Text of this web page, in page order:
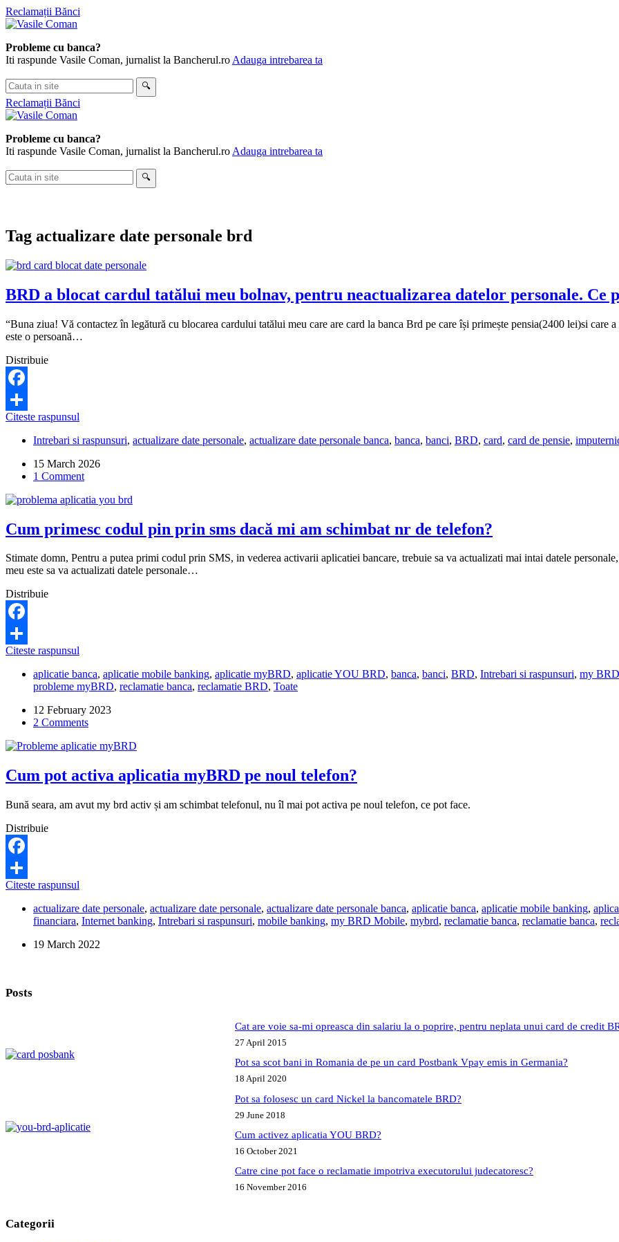
Skip
to
Reclamații Bănci
Probleme cu banca?
Iti raspunde Vasile Coman, jurnalist la Bancherul.ro Adauga intrebarea ta
Cauta
in
site
🔍
Reclamații Bănci
Probleme cu banca?
Iti raspunde Vasile Coman, jurnalist la Bancherul.ro Adauga intrebarea ta
Cauta
in
🔍
Tag actualizare date personale brd
BRD a blocat cardul tatălui meu bolnav, pentru neactualizarea datelor personale. Ce
“Buna ziua! Vă contactez în legătură cu blocarea cardului tatălui meu care are card la banca Brd pe care își primește pensia(2400 lei)si care
este o persoană…
Distribuie
Facebook
Share
Citeste raspunsul
blocat
tatălui
meu
pentru
datelor
personale.
Ce
pot
să
Intrebari si raspunsuri, actualizare date personale, actualizare date personale banca, banca, banci, BRD, card, card de pensie,
15 March 2026
1 Comment
Cum primesc codul pin prin sms dacă mi am schimbat nr de telefon?
Stimate domn, Pentru a putea primi codul prin SMS, in vederea activarii aplicatiei bancare, trebuie sa va actualizati mai intai datele
meu este sa va actualizati datele personale…
Distribuie
Facebook
Share
Citeste raspunsul
codul
pin
sms
dacă
am
nr
de
telefon?
aplicatie banca, aplicatie mobile banking, aplicatie myBRD, aplicatie YOU BRD, banca, banci, BRD, Intrebari si raspunsuri, my
probleme myBRD, reclamatie banca, reclamatie BRD, Toate
12 February 2023
2 Comments
Cum pot activa aplicatia myBRD pe noul telefon?
Bună seara, am avut my brd activ și am schimbat telefonul, nu îl mai pot activa pe noul telefon, ce pot face.
Distribuie
Facebook
Share
Citeste raspunsul
activa
aplicatia
pe
actualizare date personale, actualizare date personale, actualizare date personale banca, aplicatie banca, aplicatie mobile banking,
financiara, Internet banking, Intrebari si raspunsuri, mobile banking, my BRD Mobile, mybrd, reclamatie banca, reclamatie banca,
19 March 2022
Posts
Cat are voie sa-mi opreasca din salariu la o poprire, pentru neplata unui card de credit
27 April 2015
Pot sa scot bani in Romania de pe un card Postbank Vpay emis in Germania?
18 April 2020
Pot sa folosesc un card Nickel la bancomatele BRD?
29 June 2018
Cum activez aplicatia YOU BRD?
16 October 2021
Catre cine pot face o reclamatie impotriva executorului judecatoresc?
16 November 2016
Categorii